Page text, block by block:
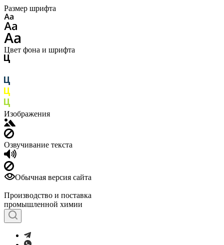
Размер шрифта
Цвет фона и шрифта
Изображения
Озвучивание текста
Обычная версия сайта
Производство и поставка
промышленной химии